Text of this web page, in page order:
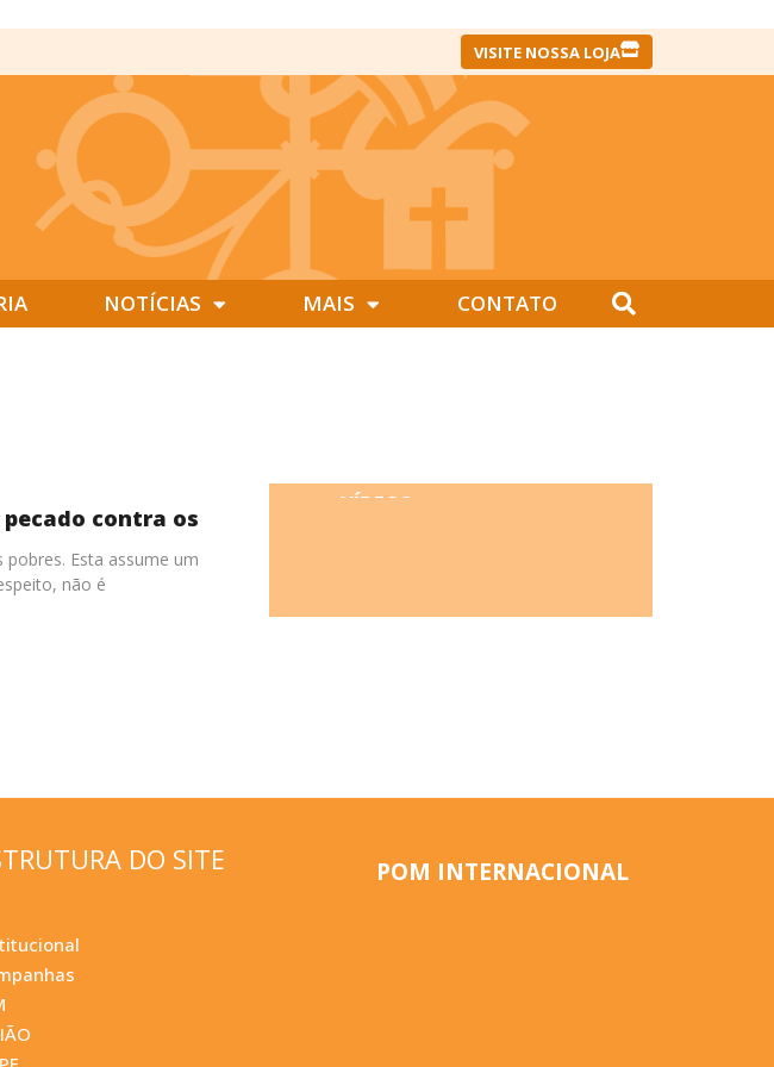
VISITE NOSSA LOJA
NOTÍCIAS MAIS CONTATO
contra os
Esta assume um
não é
VÍDEOS
DO SITE POM INTERNACIONAL